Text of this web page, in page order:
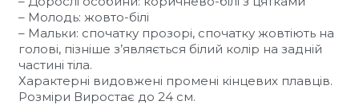
– Молодь: жовто-білі
– Мальки: спочатку прозорі, спочатку жовтіють на
голові, пізніше з’являється білий колір на задній
частині тіла.
Характерні видовжені промені кінцевих плавців.
Розміри Виростає до 24 см.